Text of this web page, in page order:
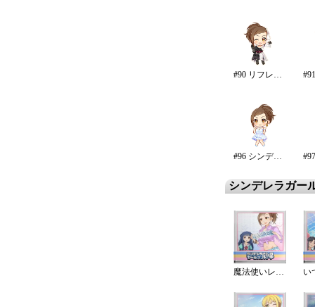
#90 リフレイン・ファンタジア/再生
#96 シンデレラ・エタニティ
シンデレラガー